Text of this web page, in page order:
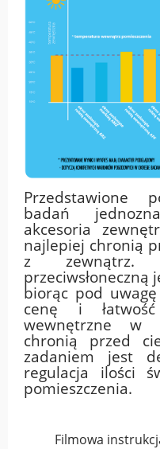
Przedstawione
badań
akcesoria
najlepiej chronią
z zewnątrz.
przeciwsłoneczną
biorąc pod
cenę i łatwość
wewnętrzne w
chronią przed
zadaniem jest
regulacja ilości
pomieszczenia.
Filmowa